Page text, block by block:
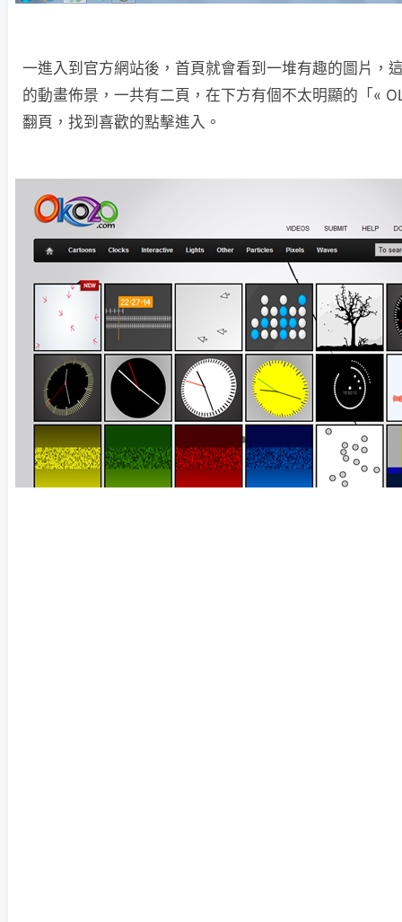
一進入到官方網站後，首頁就會看到一堆有趣的圖片，
的動畫佈景，一共有二頁，在下方有個不太明顯的「«
翻頁，找到喜歡的點擊進入。